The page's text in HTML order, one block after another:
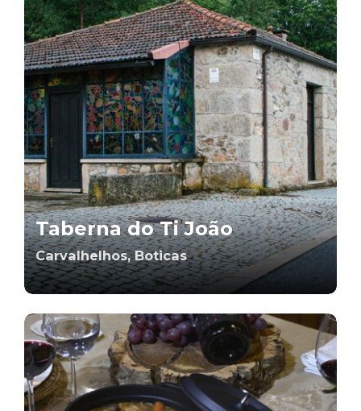
Taberna do Ti João
Carvalhelhos, Boticas